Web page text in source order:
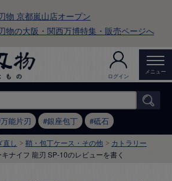
物 京都嵐山店オープン
物の大阪・関西万博特集・販売ページへ
ログイン
メニュー
万能片刃 銀座包丁 砥石
直し 鞘・包丁ケース・その他
カトラリー
キナイフ 龍刃 SP-10のレビューを書く